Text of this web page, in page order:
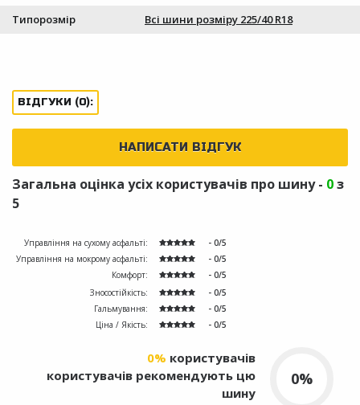
Типорозмір
Всі шини розміру 225/40 R18
ВІДГУКИ (0):
НАПИСАТИ ВІДГУК
Загальна оцінка усіх користувачів про шину - 0з
5
Управління на сухому асфальті:
- 0/5
Управління на мокрому асфальті:
- 0/5
Комфорт:
- 0/5
Зносостійкість:
- 0/5
Гальмування:
- 0/5
Ціна / Якість:
- 0/5
0%
0% користувачів
користувачів рекомендують цю
шину